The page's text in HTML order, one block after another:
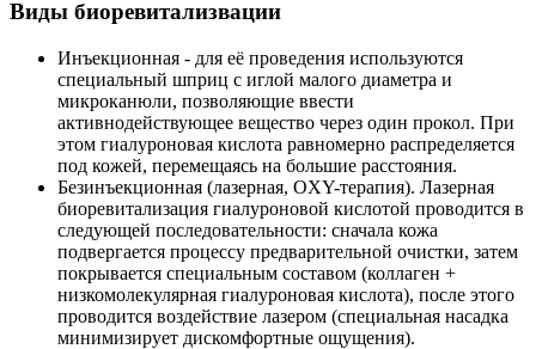
Виды биоревитализвации
Инъекционная - для её проведения используются
специальный шприц с иглой малого диаметра и
микроканюли, позволяющие ввести
активнодействующее вещество через один прокол. При
этом гиалуроновая кислота равномерно распределяется
под кожей, перемещаясь на большие расстояния.
Безинъекционная (лазерная, OXY-терапия). Лазерная
биоревитализация гиалуроновой кислотой проводится в
следующей последовательности: сначала кожа
подвергается процессу предварительной очистки, затем
покрывается специальным составом (коллаген +
низкомолекулярная гиалуроновая кислота), после этого
проводится воздействие лазером (специальная насадка
минимизирует дискомфортные ощущения).